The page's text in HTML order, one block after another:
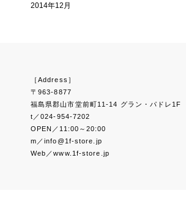
2014年12月
［Address］
〒963-8877
福島県郡山市堂前町11-14 グラン・パドレ1F
t／024-954-7202
OPEN／11:00～20:00
m／info@1f-store.jp
Web／www.1f-store.jp